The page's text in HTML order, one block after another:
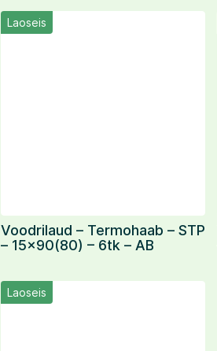
Laoseis
Voodrilaud – Termohaab – STP
– 15×90(80) – 6tk – AB
Laoseis